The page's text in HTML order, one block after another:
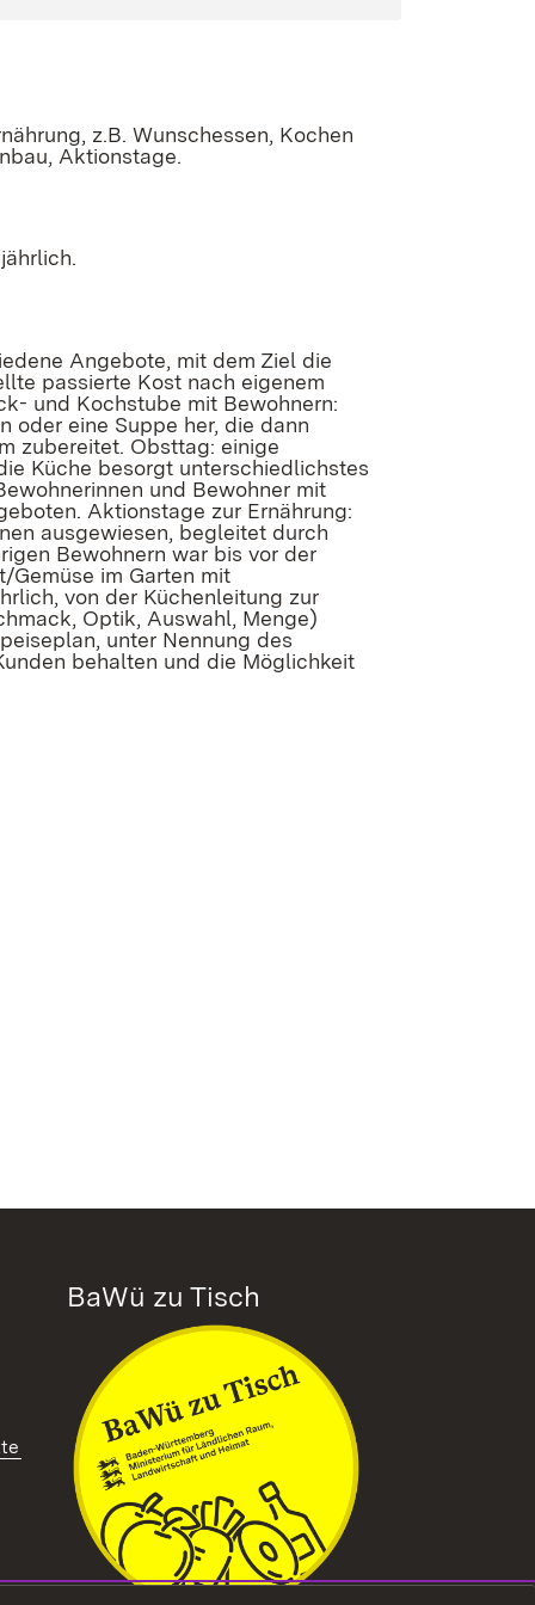
z.B. Wunschessen, Kochen
Aktionstage.
Angebote, mit dem Ziel die
passierte Kost nach eigenem
und Kochstube mit Bewohnern:
oder eine Suppe her, die dann
zubereitet. Obsttag: einige
Küche besorgt unterschiedlichstes
und Bewohner mit
Aktionstage zur Ernährung:
ausgewiesen, begleitet durch
Bewohnern war bis vor der
Gemüse im Garten mit
von der Küchenleitung zur
Optik, Auswahl, Menge)
unter Nennung des
behalten und die Möglichkeit
in neuem Fenster)
BaWü zu Tisch